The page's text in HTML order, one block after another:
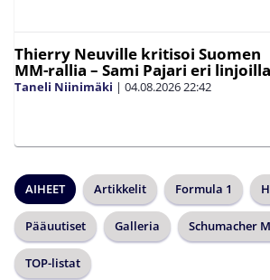
Thierry Neuville kritisoi Suomen
MM-rallia – Sami Pajari eri linjoilla
Taneli Niinimäki | 04.08.202622:42
AIHEET Artikkelit Formula 1
Pääuutiset Galleria Schumacher
TOP-listat